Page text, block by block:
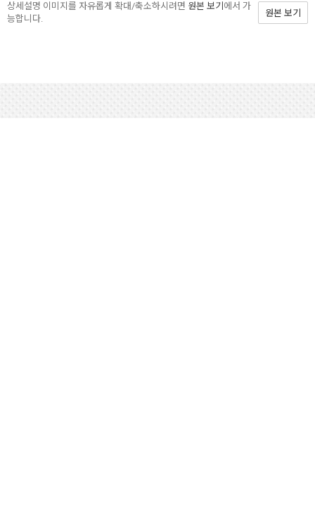
상세설명 이미지를 자유롭게 확대/축소하시려면 원본 보기 에서 가
능합니다.
원본 보기